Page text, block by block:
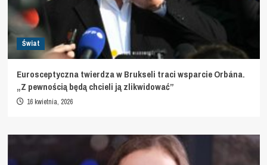
Świat
Eurosceptyczna twierdza w Brukseli traci wsparcie Orbána.
„Z pewnością będą chcieli ją zlikwidować”
16 kwietnia, 2026